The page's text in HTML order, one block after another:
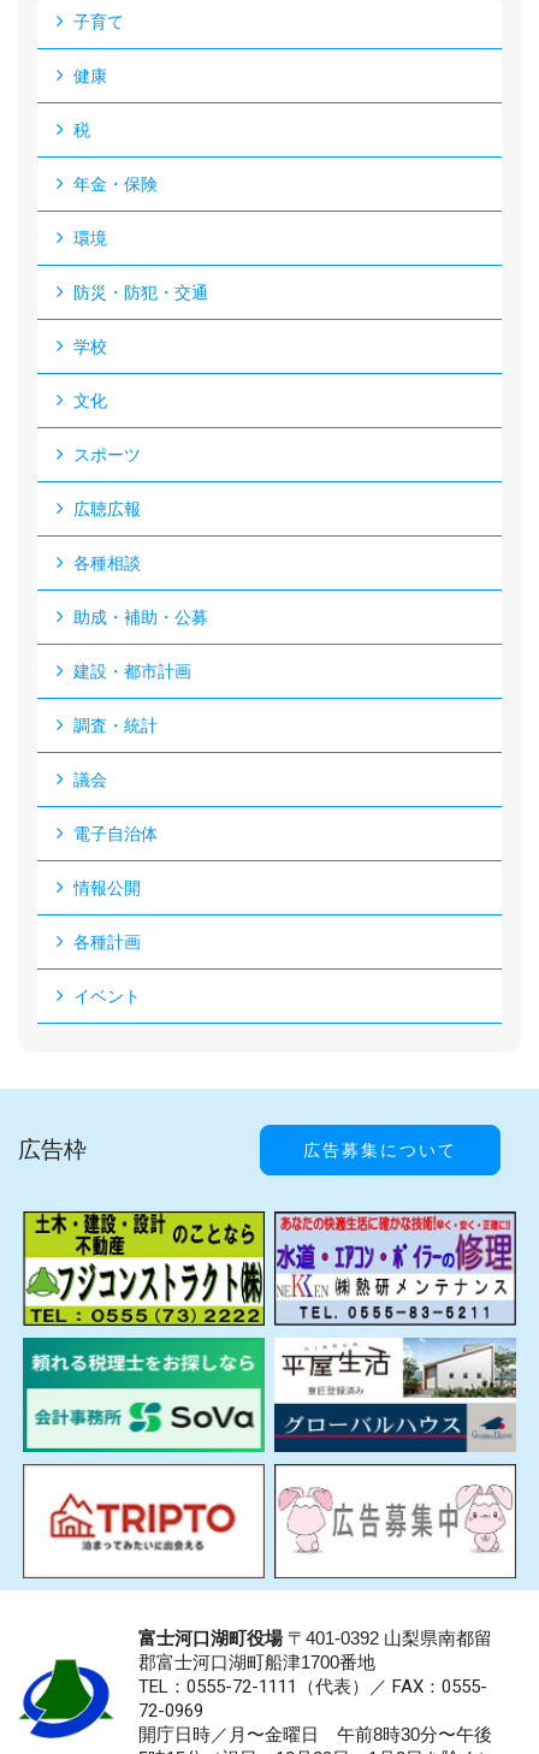
子育て
健康
税
年金・保険
環境
防災・防犯・交通
学校
文化
スポーツ
広聴広報
各種相談
助成・補助・公募
建設・都市計画
調査・統計
議会
電子自治体
情報公開
各種計画
イベント
広告枠 広告募集について
富士河口湖町役場〒401-0392 山梨県南都留
郡富士河口湖町船津1700番地
TEL：0555-72-1111 （代表）／ FAX：0555-
72-0969
開庁日時／月〜金曜日 午前8時30分〜午後